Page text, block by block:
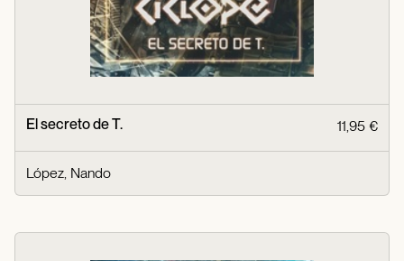
El secreto de T. 11,95 €
López, Nando